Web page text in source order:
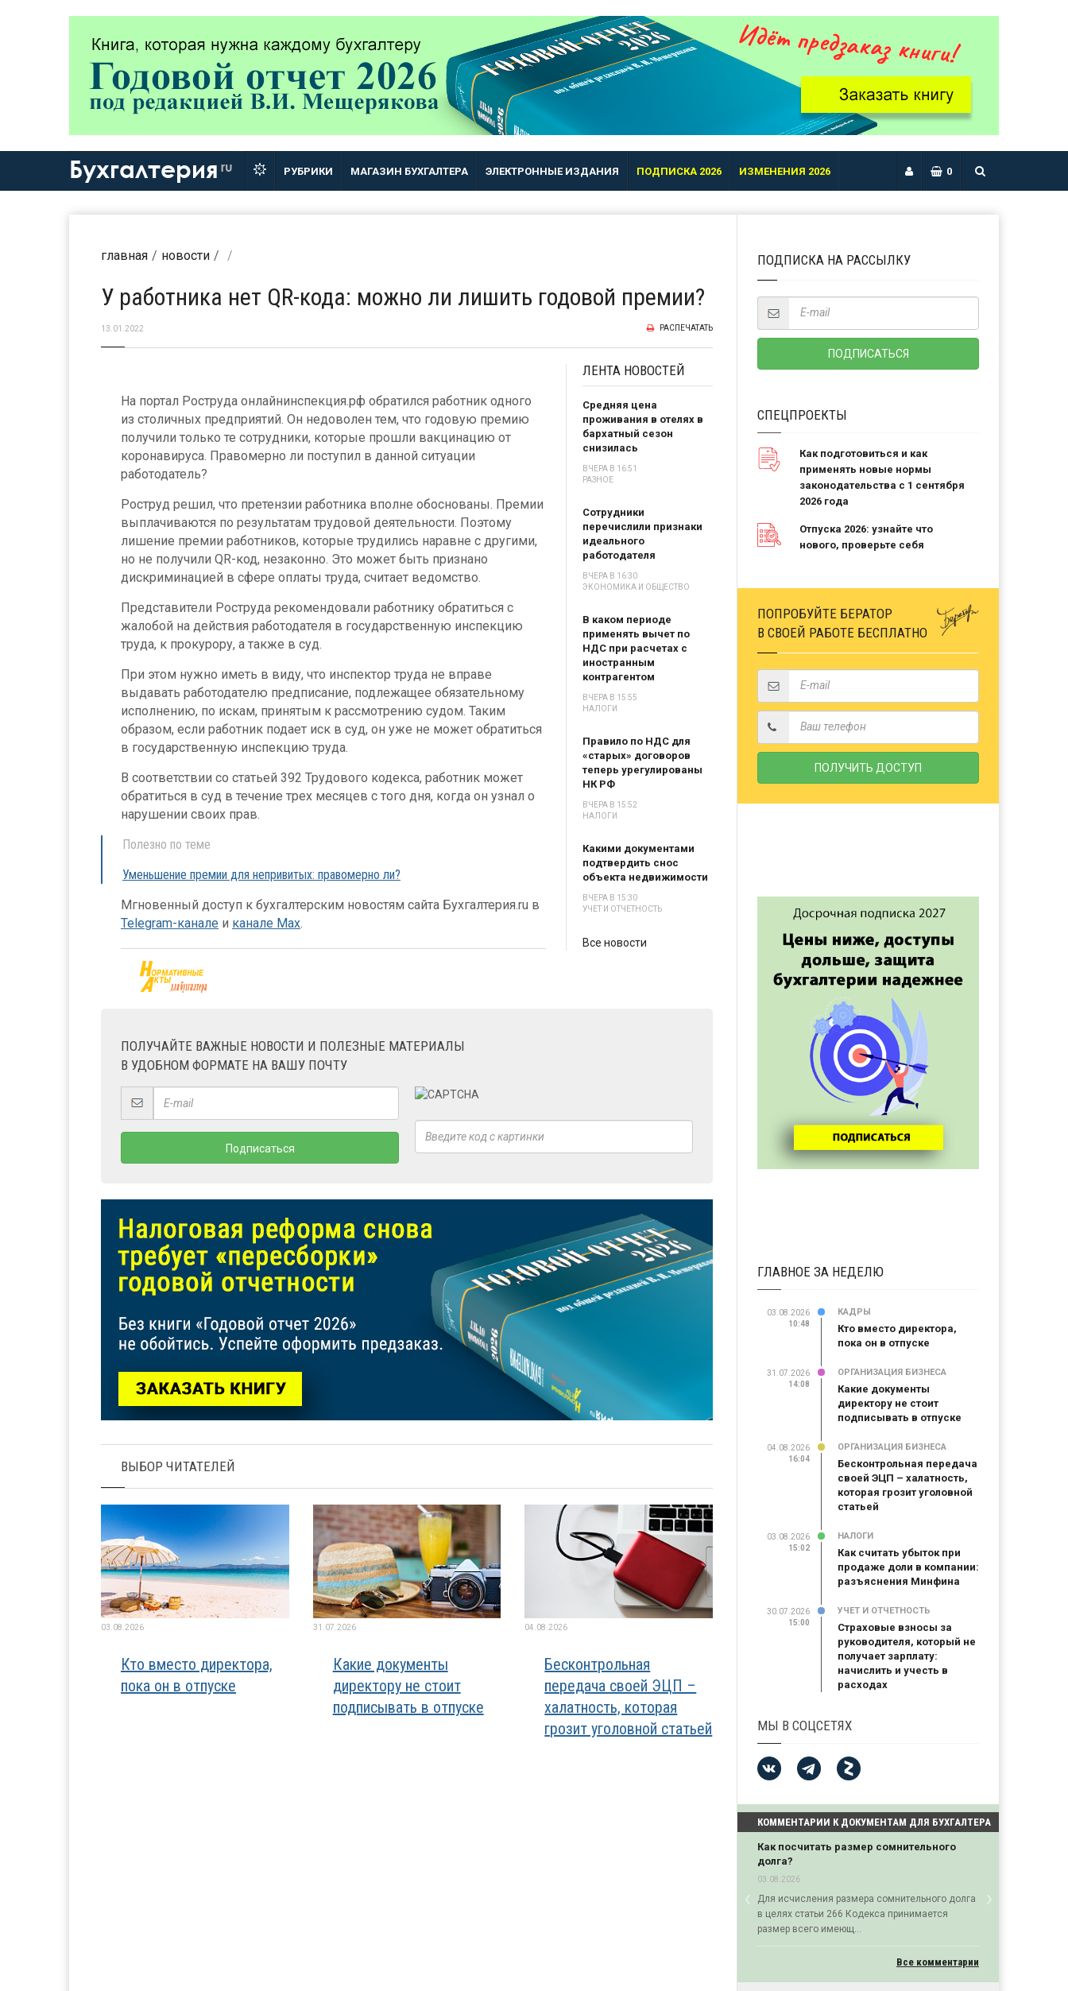
Бухгалтерия ru РУБРИКИ МАГАЗИН БУХГАЛТЕРА ЭЛЕКТРОННЫЕ ИЗДАНИЯ ПОДПИСКА 2026 ИЗМЕНЕНИЯ 2026 0
главная новости
У работника нет QR-кода: можно ли лишить годовой премии?
13.01.2022 РАСПЕЧАТАТЬ
На портал Роструда онлайнинспекция.рф обратился работник одного
из столичных предприятий. Он недоволен тем, что годовую премию
получили только те сотрудники, которые прошли вакцинацию от
коронавируса. Правомерно ли поступил в данной ситуации
работодатель?
Роструд решил, что претензии работника вполне обоснованы. Премии
выплачиваются по результатам трудовой деятельности. Поэтому
лишение премии работников, которые трудились наравне с другими,
но не получили QR-код, незаконно. Это может быть признано
дискриминацией в сфере оплаты труда, считает ведомство.
Представители Роструда рекомендовали работнику обратиться с
жалобой на действия работодателя в государственную инспекцию
труда, к прокурору, а также в суд.
При этом нужно иметь в виду, что инспектор труда не вправе
выдавать работодателю предписание, подлежащее обязательному
исполнению, по искам, принятым к рассмотрению судом. Таким
образом, если работник подает иск в суд, он уже не может обратиться
в государственную инспекцию труда.
В соответствии со статьей 392 Трудового кодекса, работник может
обратиться в суд в течение трех месяцев с того дня, когда он узнал о
нарушении своих прав.
Полезно по теме
Уменьшение премии для непривитых: правомерно ли?
Мгновенный доступ к бухгалтерским новостям сайта Бухгалтерия.ru в
Telegram-канале и канале Max.
ЛЕНТА НОВОСТЕЙ
Средняя цена
проживания в отелях в
бархатный сезон
снизилась
ВЧЕРА В 16:51
РАЗНОЕ
Сотрудники
перечислили признаки
идеального
работодателя
ВЧЕРА В 16:30
ЭКОНОМИКА И ОБЩЕСТВО
В каком периоде
применять вычет по
НДС при расчетах с
иностранным
контрагентом
ВЧЕРА В 15:55
НАЛОГИ
Правило по НДС для
«старых» договоров
теперь урегулированы
НК РФ
ВЧЕРА В 15:52
НАЛОГИ
Какими документами
подтвердить снос
объекта недвижимости
ВЧЕРА В 15:30
УЧЕТ И ОТЧЕТНОСТЬ
Все новости
ПОЛУЧАЙТЕ ВАЖНЫЕ НОВОСТИ И ПОЛЕЗНЫЕ МАТЕРИАЛЫ
В УДОБНОМ ФОРМАТЕ НА ВАШУ ПОЧТУ
ВЫБОР ЧИТАТЕЛЕЙ
03.08.2026
Кто вместо директора,
пока он в отпуске
31.07.2026
Какие документы
директору не стоит
подписывать в отпуске
04.08.2026
Бесконтрольная
передача своей ЭЦП –
халатность, которая
грозит уголовной статьей
ПОДПИСКА НА РАССЫЛКУ
СПЕЦПРОЕКТЫ
Как подготовиться и как
применять новые нормы
законодательства с 1 сентября
2026 года
Отпуска 2026: узнайте что
нового, проверьте себя
ПОПРОБУЙТЕ БЕРАТОР
В СВОЕЙ РАБОТЕ БЕСПЛАТНО
ГЛАВНОЕ ЗА НЕДЕЛЮ
03.08.2026
10:48
КАДРЫ
Кто вместо директора,
пока он в отпуске
31.07.2026
14:08
ОРГАНИЗАЦИЯ БИЗНЕСА
Какие документы
директору не стоит
подписывать в отпуске
04.08.2026
16:04
ОРГАНИЗАЦИЯ БИЗНЕСА
Бесконтрольная передача
своей ЭЦП – халатность,
которая грозит уголовной
статьей
03.08.2026
15:02
НАЛОГИ
Как считать убыток при
продаже доли в компании:
разъяснения Минфина
30.07.2026
15:00
УЧЕТ И ОТЧЕТНОСТЬ
Страховые взносы за
руководителя, который не
получает зарплату:
начислить и учесть в
расходах
МЫ В СОЦСЕТЯХ
КОММЕНТАРИИ К ДОКУМЕНТАМ ДЛЯ БУХГАЛТЕРА
Как посчитать размер сомнительного
долга?
03.08.2026
Для исчисления размера сомнительного долга
в целях статьи 266 Кодекса принимается
размер всего имеющ...
‹Previous ›Next
Все комментарии